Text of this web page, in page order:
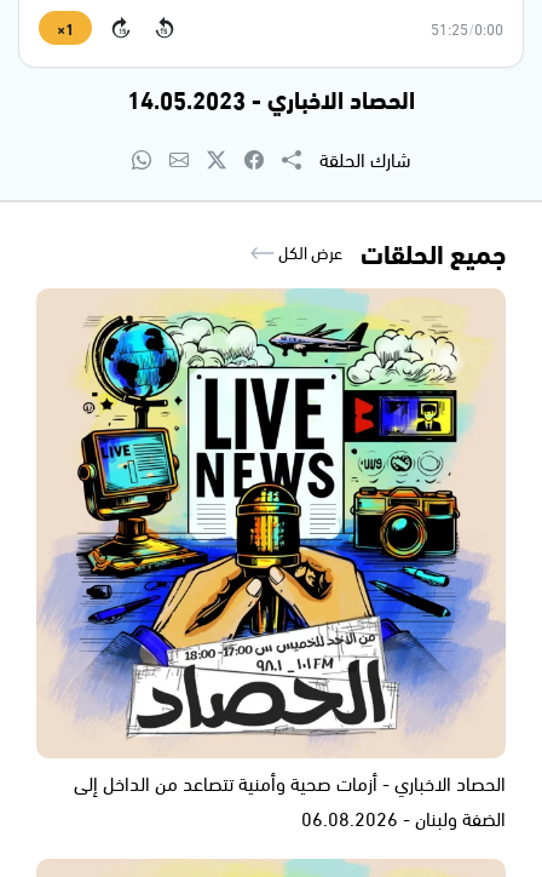
0:00
/
51:25
15
15
1×
الحصاد الاخباري - 14.05.2023
شارك الحلقة
جميع الحلقات عرض الكل
الحصاد الاخباري - أزمات صحية وأمنية تتصاعد من الداخل إلى
الضفة ولبنان - 06.08.2026